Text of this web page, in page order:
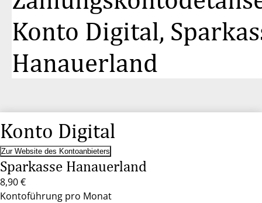
100
Konto Digital,
Hanauerland
Konto Digital
Zur Website des Kontoanbieters
Sparkasse Hanauerland
8,90 €
Kontoführung pro Monat